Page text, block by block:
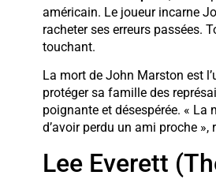
américain. Le joueur incarne
racheter ses erreurs passées.
touchant.
La mort de John Marston est
protéger sa famille des
poignante et désespérée. « La
d’avoir perdu un ami proche
Lee Everett